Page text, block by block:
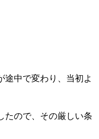
途中で変わり、当初よ
たので、その厳しい条